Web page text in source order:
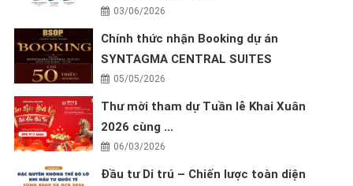
03/06/2026
Chính thức nhận Booking dự án
SYNTAGMA CENTRAL SUITES
05/05/2026
Thư mời tham dự Tuần lễ Khai Xuân
2026 cùng ...
06/03/2026
Đầu tư Di trú – Chiến lược toàn diện